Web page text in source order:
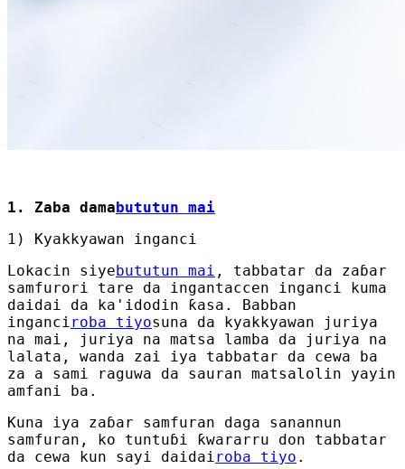
1. Zaba damabututun mai
1) Kyakkyawan inganci
Lokacin siyebututun mai , tabbatar da zaɓar
samfurori tare da ingantaccen inganci kuma
daidai da ka'idodin ƙasa. Babban
inganci roba tiyosuna da kyakkyawan juriya
na mai, juriya na matsa lamba da juriya na
lalata, wanda zai iya tabbatar da cewa ba
za a sami raguwa da sauran matsalolin yayin
amfani ba.
Kuna iya zaɓar samfuran daga sanannun
samfuran, ko tuntuɓi ƙwararru don tabbatar
da cewa kun sayi daidai roba tiyo .